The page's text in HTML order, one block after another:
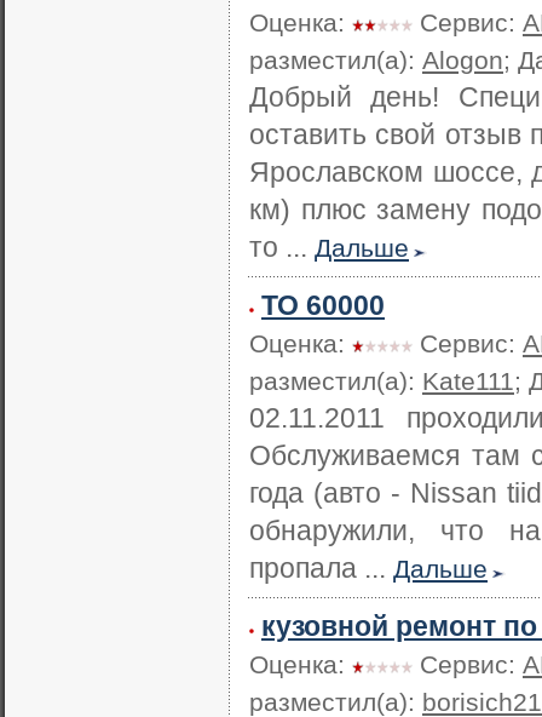
Оценка: Сервис:
разместил(а): Alogon;
Добрый день!
оставить свой
Ярославском шоссе,
км) плюс замену
то ... Дальше
ТО 60000
Оценка: Сервис:
разместил(а): Kate111;
02.11.2011
Обслуживаемся там
года (авто - Nissan
обнаружили, что на
пропала ... Дальше
кузовной ремонт
Оценка: Сервис:
разместил(а):